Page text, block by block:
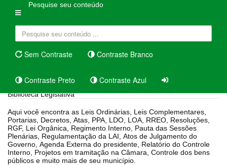
Pesquise seu conteúdo
Sem Contraste Contraste Branco
Contraste Preto Contraste Azul
Biblioteca Legislativa
Aqui você encontra as Leis Ordinárias, Leis Complementares,
Portarias, Decretos, Atas, PPA, LDO, LOA, RREO, Resoluções,
RGF, Lei Orgânica, Regimento Interno, Pauta das Sessões
Plenárias, Regulamentação da LAI, Atos de Julgamento do
Governo, Agenda Externa do presidente, Relatório do Controle
Interno, Projetos em tramitação na Câmara, Controle dos bens
públicos e muito mais de seu município.